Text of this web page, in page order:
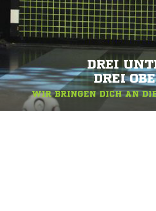
DREI
DREI
WIR BRINGEN DICH AN